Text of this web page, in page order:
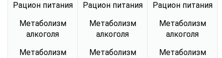
Рацион питания
Метаболизм
алкоголя
Метаболизм
Рацион питания
Метаболизм
алкоголя
Метаболизм
Рацион питания
Метаболизм
алкоголя
Метаболизм